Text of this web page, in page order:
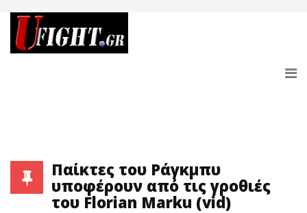
Παίκτες του Ράγκμπυ
υποφέρουν από τις γροθιές
του Florian Marku (vid)